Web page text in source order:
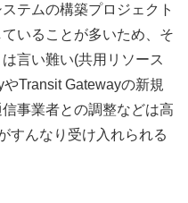
テムの構築プロジェクト
いることが多いため、そ
言い難い(共用リソース
Transit Gatewayの新規
事業者との調整などは高
すんなり受け入れられる